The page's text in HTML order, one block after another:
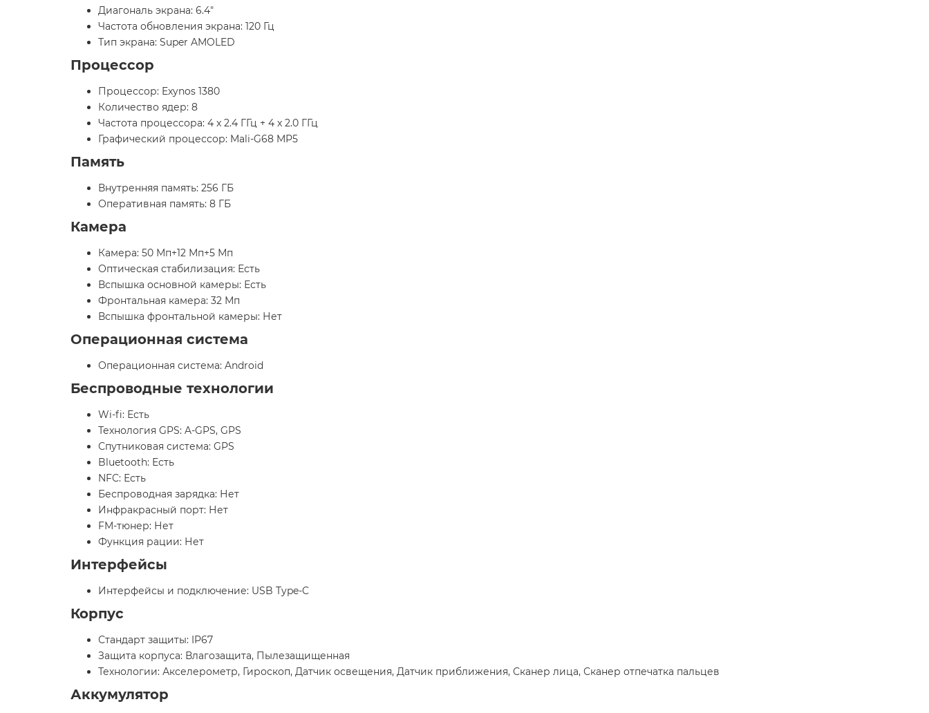
Диагональ экрана: 6.4"
Частота обновления экрана: 120 Гц
Тип экрана: Super AMOLED
Процессор
Процессор: Exynos 1380
Количество ядер: 8
Частота процессора: 4 x 2.4 ГГц + 4 x 2.0 ГГц
Графический процессор: Mali-G68 MP5
Память
Внутренняя память: 256 ГБ
Оперативная память: 8 ГБ
Камера
Камера: 50 Мп+12 Мп+5 Мп
Оптическая стабилизация: Есть
Вспышка основной камеры: Есть
Фронтальная камера: 32 Мп
Вспышка фронтальной камеры: Нет
Операционная система
Операционная система: Android
Беспроводные технологии
Wi-fi: Есть
Технология GPS: A-GPS, GPS
Спутниковая система: GPS
Bluetooth: Есть
NFC: Есть
Беспроводная зарядка: Нет
Инфракрасный порт: Нет
FM-тюнер: Нет
Функция рации: Нет
Интерфейсы
Интерфейсы и подключение: USB Type-C
Корпус
Стандарт защиты: IP67
Защита корпуса: Влагозащита, Пылезащищенная
Технологии: Акселерометр, Гироскоп, Датчик освещения, Датчик приближения, Сканер лица, Сканер отпечатка пальцев
Аккумулятор